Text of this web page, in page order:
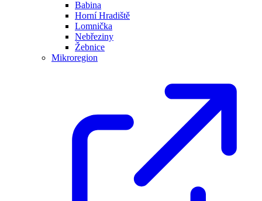
Babina
Horní Hradiště
Lomnička
Nebřeziny
Žebnice
Mikroregion